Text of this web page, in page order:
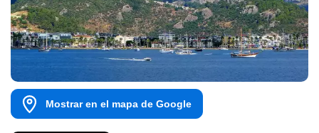
Mostrar en el mapa de Google